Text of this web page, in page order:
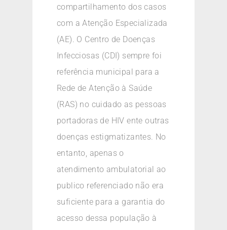
compartilhamento dos casos
com a Atenção Especializada
(AE). O Centro de Doenças
Infecciosas (CDI) sempre foi
referência municipal para a
Rede de Atenção à Saúde
(RAS) no cuidado as pessoas
portadoras de HIV ente outras
doenças estigmatizantes. No
entanto, apenas o
atendimento ambulatorial ao
publico referenciado não era
suficiente para a garantia do
acesso dessa população à